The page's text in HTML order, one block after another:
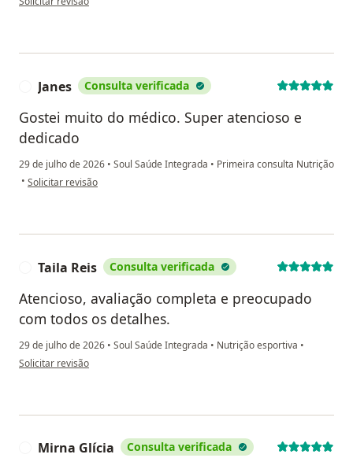
Janes Consulta verificada
Gostei muito do médico. Super atencioso e
dedicado
29 de julho de 2026 • Soul Saúde Integrada • Primeira consulta Nutrição
• na opinião do utilizador Janes
Solicitar revisão
Taila Reis Consulta verificada
Atencioso, avaliação completa e preocupado
com todos os detalhes.
29 de julho de 2026 • Soul Saúde Integrada • Nutrição esportiva •
na opinião do utilizador Taila Reis
Solicitar revisão
Mirna Glícia Consulta verificada